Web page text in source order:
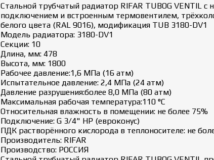
Стальной трубчатый радиатор RIFAR TUBOG VENTIL
подключением и встроенным термовентилем,
белого цвета (RAL 9016), модификация TUB 3180-DV1
Модель радиатора: 3180-DV1
Секции: 10
Длина, мм: 478
Высота, мм: 1800
Рабочее давление:1,6 МПа (16 атм)
Испытательное давление: 2,4 МПа (24 атм)
Давление разрушения:более 8,0 МПа (80 атм)
Максимальная рабочая температура:110 °C
Относительная влажность в помещении: не более 75%
Подключение: G 3/4" НР (евроконус)
ПДК растворённого кислорода в теплоносителе: не
Производитель: RIFAR
Производство: РОССИЯ